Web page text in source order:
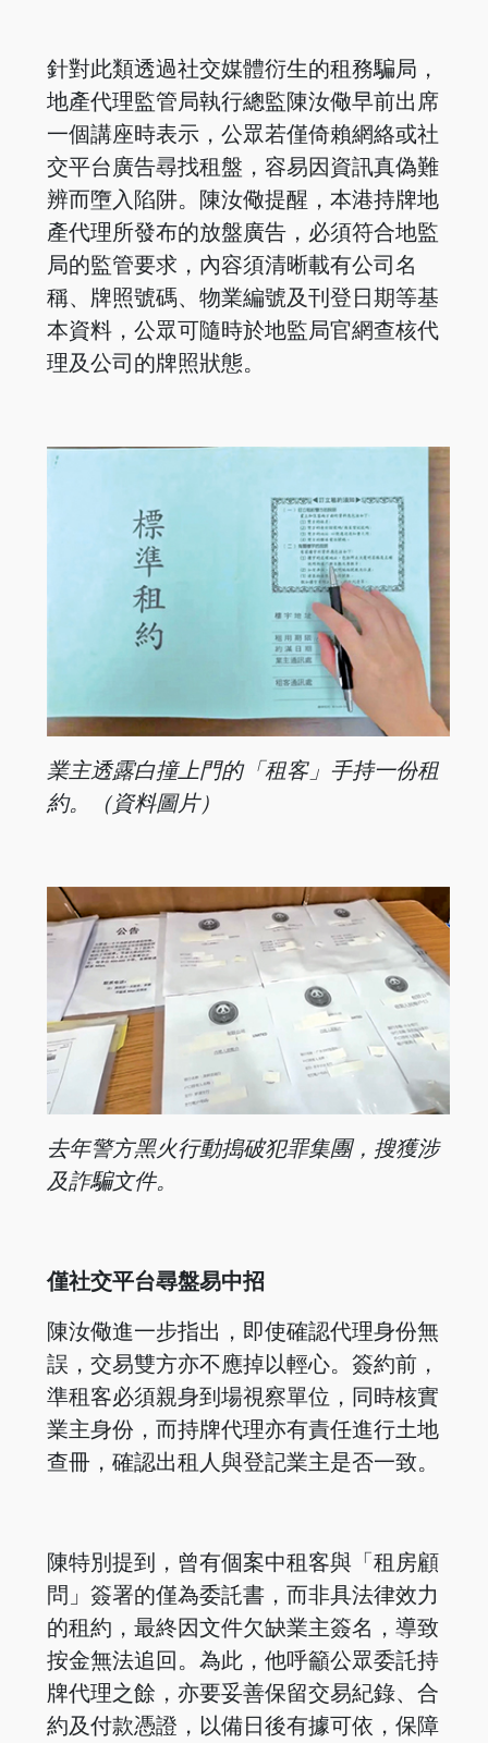
針對此類透過社交媒體衍生的租務騙局，
地產代理監管局執行總監陳汝儆早前出席
一個講座時表示，公眾若僅倚賴網絡或社
交平台廣告尋找租盤，容易因資訊真偽難
辨而墮入陷阱。陳汝儆提醒，本港持牌地
產代理所發布的放盤廣告，必須符合地監
局的監管要求，內容須清晰載有公司名
稱、牌照號碼、物業編號及刊登日期等基
本資料，公眾可隨時於地監局官網查核代
理及公司的牌照狀態。
業主透露白撞上門的「租客」手持一份租
約。（資料圖片）
去年警方黑火行動搗破犯罪集團，搜獲涉
及詐騙文件。
僅社交平台尋盤易中招
陳汝儆進一步指出，即使確認代理身份無
誤，交易雙方亦不應掉以輕心。簽約前，
準租客必須親身到場視察單位，同時核實
業主身份，而持牌代理亦有責任進行土地
查冊，確認出租人與登記業主是否一致。
陳特別提到，曾有個案中租客與「租房顧
問」簽署的僅為委託書，而非具法律效力
的租約，最終因文件欠缺業主簽名，導致
按金無法追回。為此，他呼籲公眾委託持
牌代理之餘，亦要妥善保留交易紀錄、合
約及付款憑證，以備日後有據可依，保障